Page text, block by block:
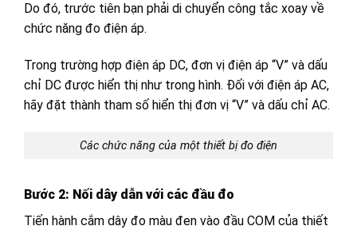
Do đó, trước tiên bạn phải di chuyển công tắc xoay về
chức năng đo điện áp.
Trong trường hợp điện áp DC, đơn vị điện áp “V” và dấu
chỉ DC được hiển thị như trong hình. Đối với điện áp AC,
hãy đặt thành tham số hiển thị đơn vị “V” và dấu chỉ AC.
Các chức năng của một thiết bị đo điện
Bước 2: Nối dây dẫn với các đầu đo
Tiến hành cắm dây đo màu đen vào đầu COM của thiết